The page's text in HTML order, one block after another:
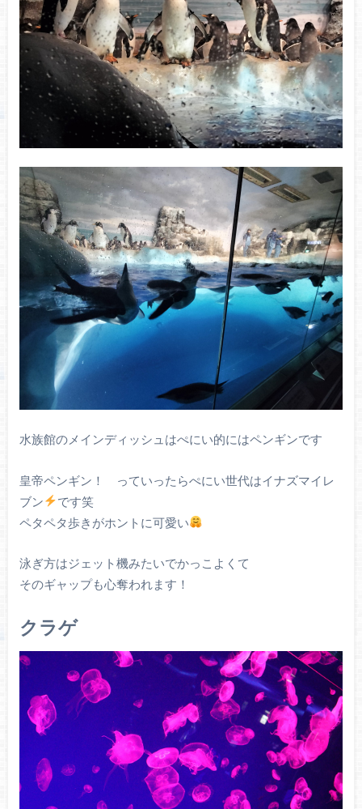
水族館のメインディッシュはぺにい的にはペンギンです
皇帝ペンギン！ っていったらぺにい世代はイナズマイレ
ブン
です笑
ペタペタ歩きがホントに可愛い
泳ぎ方はジェット機みたいでかっこよくて
そのギャップも心奪われます！
クラゲ